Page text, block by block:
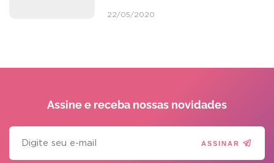
22/05/2020
Assine e receba nossas novidades
ASSINAR